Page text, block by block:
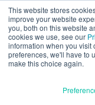
This website stores
improve your website
you, both on this website
cookies we use, see our
information when you visit
preferences, we'll have to
make this choice again.
Ir al contenido principal
SPEE3D
Español
English
Deutsch
Italiano